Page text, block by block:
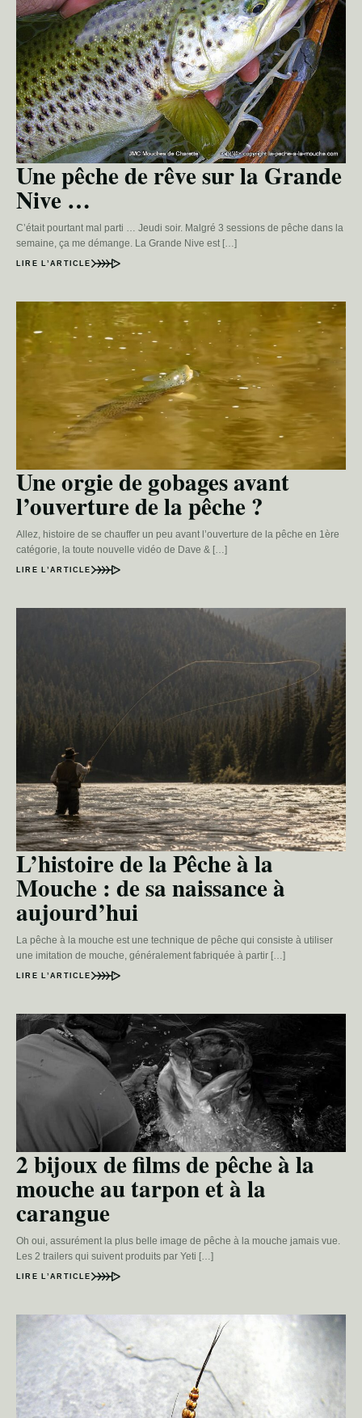
Une pêche de rêve sur la Grande
Nive …
C’était pourtant mal parti … Jeudi soir. Malgré 3 sessions de pêche dans la
semaine, ça me démange. La Grande Nive est […]
LIRE L’ARTICLE
Une orgie de gobages avant
l’ouverture de la pêche ?
Allez, histoire de se chauffer un peu avant l’ouverture de la pêche en 1ère
catégorie, la toute nouvelle vidéo de Dave & […]
LIRE L’ARTICLE
L’histoire de la Pêche à la
Mouche : de sa naissance à
aujourd’hui
La pêche à la mouche est une technique de pêche qui consiste à utiliser
une imitation de mouche, généralement fabriquée à partir […]
LIRE L’ARTICLE
2 bijoux de films de pêche à la
mouche au tarpon et à la
carangue
Oh oui, assurément la plus belle image de pêche à la mouche jamais vue.
Les 2 trailers qui suivent produits par Yeti […]
LIRE L’ARTICLE